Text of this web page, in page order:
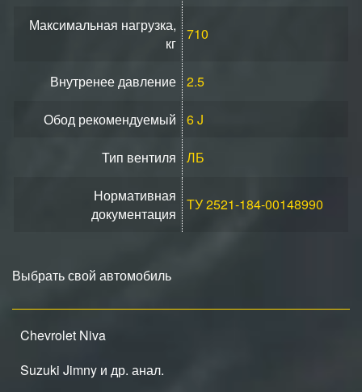
Максимальная нагрузка,
кг
710
Внутренее давление 2.5
Обод рекомендуемый 6 J
Тип вентиля ЛБ
Нормативная
документация
ТУ 2521-184-00148990
Выбрать свой автомобиль
Chevrolet Niva
Suzuki Jimny и др. анал.